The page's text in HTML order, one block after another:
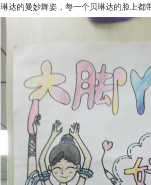
琳达的曼妙舞姿，每一个贝琳达的脸上都